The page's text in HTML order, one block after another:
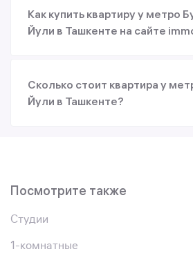
Как купить квартиру у метро
Йули в Ташкенте на сайте
Сколько стоит квартира у
Йули в Ташкенте?
Посмотрите также
Студии
1-комнатные